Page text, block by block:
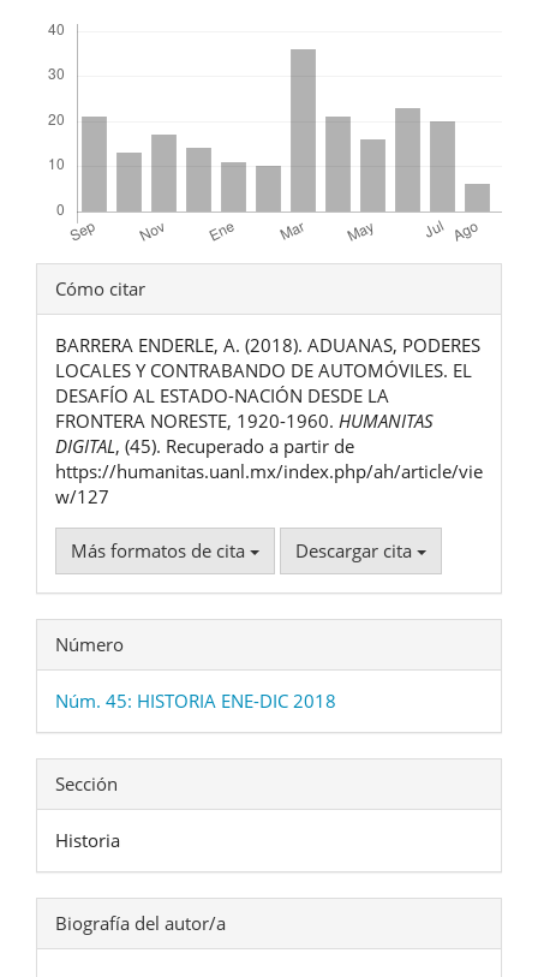
Detalles
del
artículo
Cómo citar
BARRERA ENDERLE, A. (2018). ADUANAS, PODERES
LOCALES Y CONTRABANDO DE AUTOMÓVILES. EL
DESAFÍO AL ESTADO-NACIÓN DESDE LA
FRONTERA NORESTE, 1920-1960. HUMANITAS
DIGITAL, (45). Recuperado a partir de
https://humanitas.uanl.mx/index.php/ah/article/vie
w/127
Más formatos de cita Descargar cita
Número
Núm. 45: HISTORIA ENE-DIC 2018
Sección
Historia
Biografía del autor/a